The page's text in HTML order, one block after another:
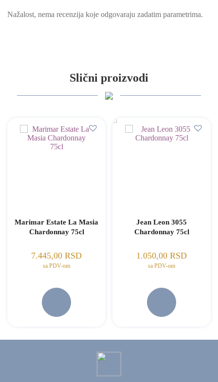
Nažalost, nema recenzija koje odgovaraju zadatim parametrima.
Slični proizvodi
Marimar Estate La Masia
Chardonnay 75cl
7.445,00 RSD
sa PDV-om
Jean Leon 3055
Chardonnay 75cl
1.050,00 RSD
sa PDV-om